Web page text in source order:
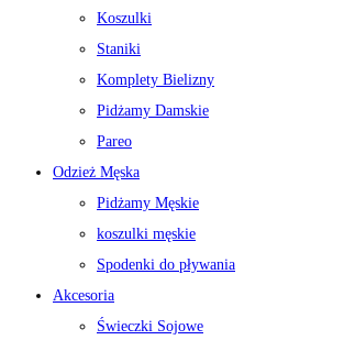
Koszulki
Staniki
Komplety Bielizny
Pidżamy Damskie
Pareo
Odzież Męska
Pidżamy Męskie
koszulki męskie
Spodenki do pływania
Akcesoria
Świeczki Sojowe